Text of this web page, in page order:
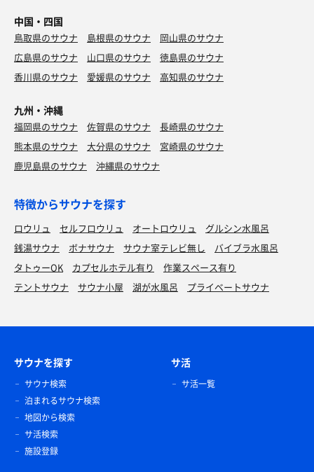
中国・四国
鳥取県のサウナ 島根県のサウナ
岡山県のサウナ
広島県のサウナ
山口県のサウナ
徳島県のサウナ
香川県のサウナ
愛媛県のサウナ 高知県のサウナ
九州・沖縄
福岡県のサウナ 佐賀県のサウナ
長崎県のサウナ
熊本県のサウナ
大分県のサウナ
宮崎県のサウナ
鹿児島県のサウナ
沖縄県のサウナ
特徴からサウナを探す
ロウリュ セルフロウリュ オートロウリュ
グルシン水風呂
銭湯サウナ
ボナサウナ サウナ室テレビ無し
バイブラ水風呂
タトゥーOK
カプセルホテル有り
作業スペース有り
テントサウナ
サウナ小屋 湖が水風呂 プライベートサウナ
サウナを探す
サウナ検索
泊まれるサウナ検索
地図から検索
サ活検索
施設登録
サ活
サ活一覧